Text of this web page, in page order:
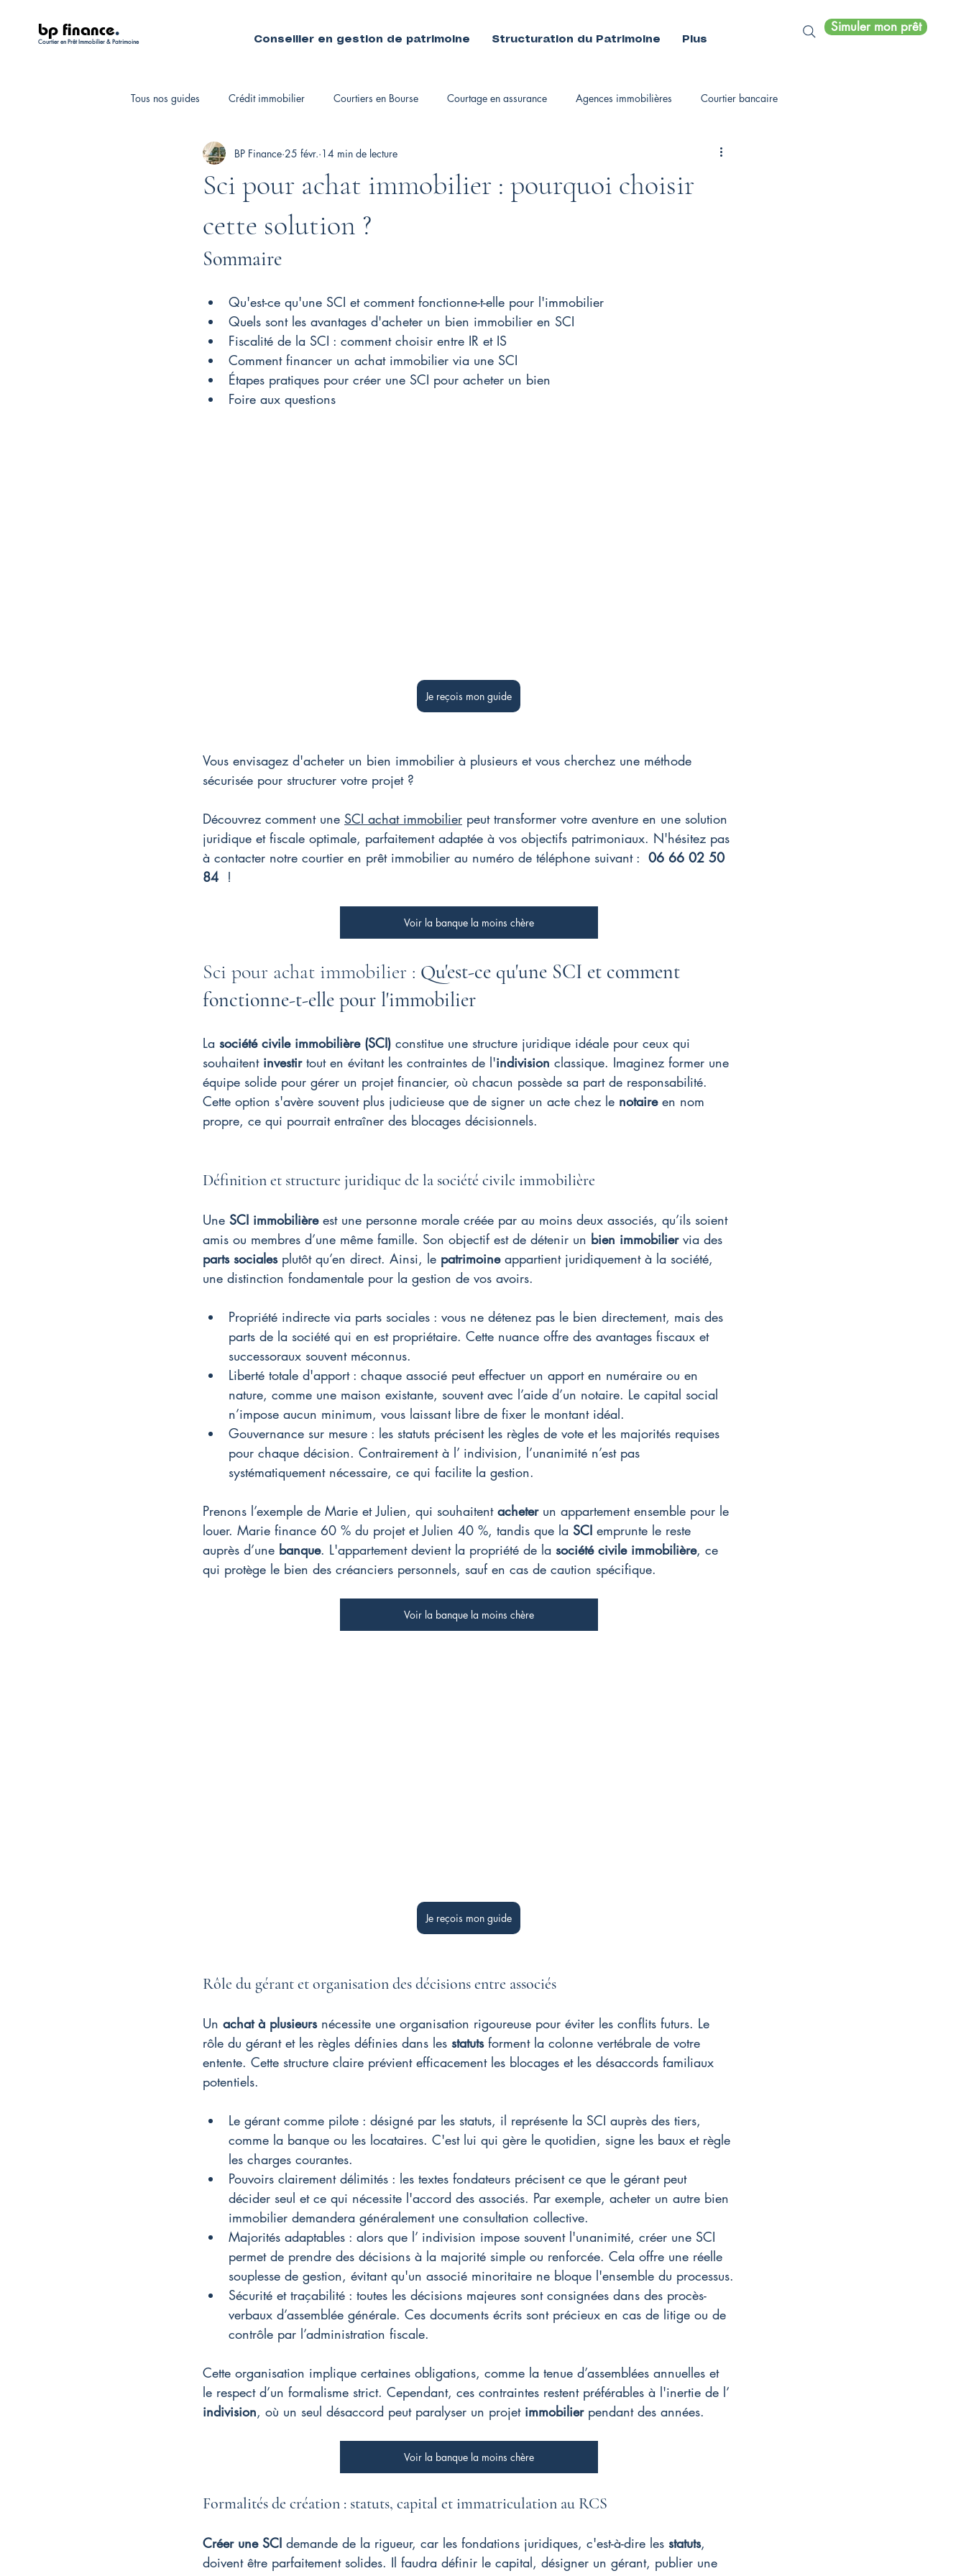
bp finance.
Courtier en Prêt Immobilier & Patrimoine Conseiller en gestion de patrimoine Structuration du Patrimoine Plus
Simuler mon prêt
Tous nos guides Crédit immobilier Courtiers en Bourse Courtage en assurance Agences immobilières Courtier bancaire
Fiscalité personnelle Courtiers immobiliers
Sci pour achat immobilier : pourquoi choisir
cette solution ?
BP Finance 25 févr. 14 min de lecture
Sommaire
Qu'est-ce qu'une SCI et comment fonctionne-t-elle pour l'immobilier
Quels sont les avantages d'acheter un bien immobilier en SCI
Fiscalité de la SCI : comment choisir entre IR et IS
Comment financer un achat immobilier via une SCI
Étapes pratiques pour créer une SCI pour acheter un bien
Foire aux questions
Je reçois mon guide
Vous envisagez d'acheter un bien immobilier à plusieurs et vous cherchez une méthode
sécurisée pour structurer votre projet ?
Découvrez comment une SCI achat immobilier peut transformer votre aventure en une solution
juridique et fiscale optimale, parfaitement adaptée à vos objectifs patrimoniaux. N'hésitez pas
à contacter notre courtier en prêt immobilier au numéro de téléphone suivant : 06 66 02 50
84 !
Voir la banque la moins chère
Sci pour achat immobilier : Qu'est-ce qu'une SCI et comment
fonctionne-t-elle pour l'immobilier
La société civile immobilière (SCI) constitue une structure juridique idéale pour ceux qui
souhaitent investir tout en évitant les contraintes de l'indivision classique. Imaginez former une
équipe solide pour gérer un projet financier, où chacun possède sa part de responsabilité.
Cette option s'avère souvent plus judicieuse que de signer un acte chez le notaire en nom
propre, ce qui pourrait entraîner des blocages décisionnels.
Définition et structure juridique de la société civile immobilière
Une SCI immobilière est une personne morale créée par au moins deux associés, qu’ils soient
amis ou membres d’une même famille. Son objectif est de détenir un bien immobilier via des
parts sociales plutôt qu’en direct. Ainsi, le patrimoine appartient juridiquement à la société,
une distinction fondamentale pour la gestion de vos avoirs.
Propriété indirecte via parts sociales : vous ne détenez pas le bien directement, mais des
parts de la société qui en est propriétaire. Cette nuance offre des avantages fiscaux et
successoraux souvent méconnus.
Liberté totale d'apport : chaque associé peut effectuer un apport en numéraire ou en
nature, comme une maison existante, souvent avec l’aide d’un notaire. Le capital social
n’impose aucun minimum, vous laissant libre de fixer le montant idéal.
Gouvernance sur mesure : les statuts précisent les règles de vote et les majorités requises
pour chaque décision. Contrairement à l’ indivision, l’unanimité n’est pas
systématiquement nécessaire, ce qui facilite la gestion.
Prenons l’exemple de Marie et Julien, qui souhaitent acheter un appartement ensemble pour le
louer. Marie finance 60 % du projet et Julien 40 %, tandis que la SCI emprunte le reste
auprès d’une banque. L'appartement devient la propriété de la société civile immobilière, ce
qui protège le bien des créanciers personnels, sauf en cas de caution spécifique.
Voir la banque la moins chère
Je reçois mon guide
Rôle du gérant et organisation des décisions entre associés
Un achat à plusieurs nécessite une organisation rigoureuse pour éviter les conflits futurs. Le
rôle du gérant et les règles définies dans les statuts forment la colonne vertébrale de votre
entente. Cette structure claire prévient efficacement les blocages et les désaccords familiaux
potentiels.
Le gérant comme pilote : désigné par les statuts, il représente la SCI auprès des tiers,
comme la banque ou les locataires. C'est lui qui gère le quotidien, signe les baux et règle
les charges courantes.
Pouvoirs clairement délimités : les textes fondateurs précisent ce que le gérant peut
décider seul et ce qui nécessite l'accord des associés. Par exemple, acheter un autre bien
immobilier demandera généralement une consultation collective.
Majorités adaptables : alors que l’ indivision impose souvent l'unanimité, créer une SCI
permet de prendre des décisions à la majorité simple ou renforcée. Cela offre une réelle
souplesse de gestion, évitant qu'un associé minoritaire ne bloque l'ensemble du processus.
Sécurité et traçabilité : toutes les décisions majeures sont consignées dans des procès-
verbaux d’assemblée générale. Ces documents écrits sont précieux en cas de litige ou de
contrôle par l’administration fiscale.
Cette organisation implique certaines obligations, comme la tenue d’assemblées annuelles et
le respect d’un formalisme strict. Cependant, ces contraintes restent préférables à l'inertie de l’
indivision, où un seul désaccord peut paralyser un projet immobilier pendant des années.
Voir la banque la moins chère
Formalités de création : statuts, capital et immatriculation au RCS
Créer une SCI demande de la rigueur, car les fondations juridiques, c'est-à-dire les statuts,
doivent être parfaitement solides. Il faudra définir le capital, désigner un gérant, publier une